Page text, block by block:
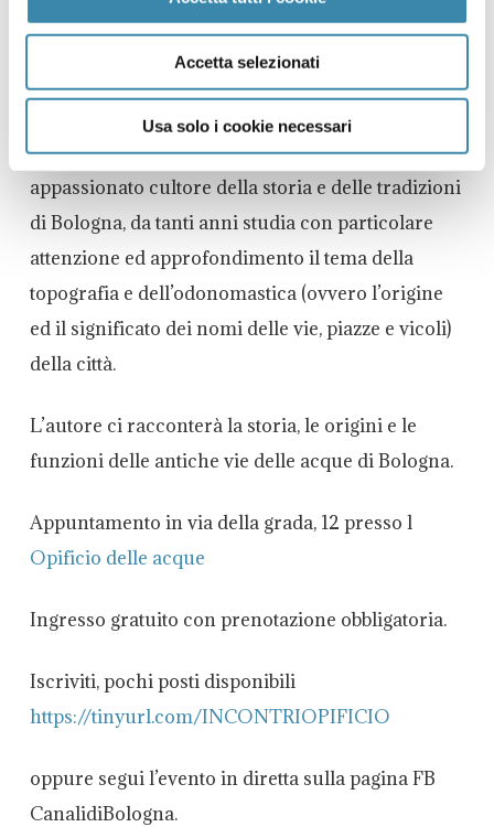
Accetta selezionati
Usa solo i cookie necessari
volume tratta la storia dello sviluppo della città
con particolare attenzione alle vie e alle acque
(canali artificiali e corsi naturali).
Ne parleremo con l’autore Carlo Pelagalli,
appassionato cultore della storia e delle tradizioni
di Bologna, da tanti anni studia con particolare
attenzione ed approfondimento il tema della
topografia e dell’odonomastica (ovvero l’origine
ed il significato dei nomi delle vie, piazze e vicoli)
della città.
L’autore ci racconterà la storia, le origini e le
funzioni delle antiche vie delle acque di Bologna.
Appuntamento in via della grada, 12 presso l
Opificio delle acque
Ingresso gratuito con prenotazione obbligatoria.
Iscriviti, pochi posti disponibili
https://tinyurl.com/INCONTRIOPIFICIO
oppure segui l’evento in diretta sulla pagina FB
CanalidiBologna.